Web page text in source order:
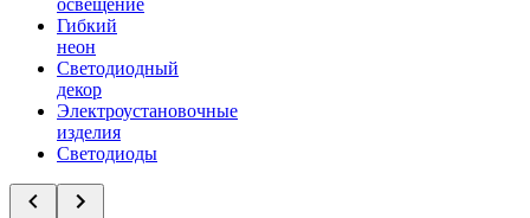
освещение
Гибкий
неон
Светодиодный
декор
Электроустановочные
изделия
Светодиоды